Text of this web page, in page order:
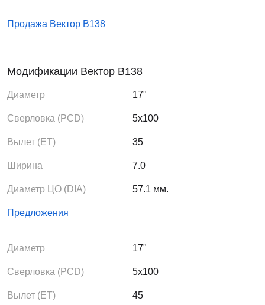
Продажа Вектор B138
Модификации Вектор B138
Диаметр 17"
Сверловка (PCD) 5x100
Вылет (ЕТ) 35
Ширина 7.0
Диаметр ЦО (DIA) 57.1 мм.
Предложения
Диаметр 17"
Сверловка (PCD) 5x100
Вылет (ЕТ) 45